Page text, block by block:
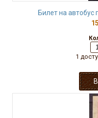
Билет на автобус
1